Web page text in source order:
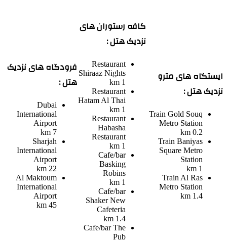
ایستگاه های مترو
نزدیک هتل :
Train Gold Souq
Metro Station
0.2 km
Train Baniyas
Square Metro
Station
1 km
Train Al Ras
Metro Station
1.4 km
کافه رستوران های
نزدیک هتل :
Restaurant
Shiraaz Nights
1 km
Restaurant
Hatam Al Thai
1 km
Restaurant
Habasha
Restaurant
1 km
Cafe/bar
Basking
Robins
1 km
Cafe/bar
Shaker New
Cafeteria
1.4 km
Cafe/barThe
Pub
فرودگاه های نزدیک
هتل :
Dubai
International
Airport
7 km
Sharjah
International
Airport
22 km
Al Maktoum
International
Airport
45 km